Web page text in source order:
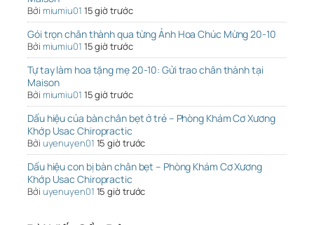
Bởi miumiu01 15 giờ trước
Gói trọn chân thành qua từng Ảnh Hoa Chúc Mừng 20-10
Bởi miumiu01 15 giờ trước
Tự tay làm hoa tặng mẹ 20-10: Gửi trao chân thành tại
Maison
Bởi miumiu01 15 giờ trước
Dấu hiệu của bàn chân bẹt ở trẻ – Phòng Khám Cơ Xương
Khớp Usac Chiropractic
Bởi uyenuyen01 15 giờ trước
Dấu hiệu con bị bàn chân bẹt – Phòng Khám Cơ Xương
Khớp Usac Chiropractic
Bởi uyenuyen01 15 giờ trước